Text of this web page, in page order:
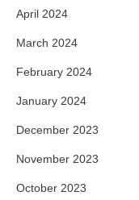
April 2024
March 2024
February 2024
January 2024
December 2023
November 2023
October 2023